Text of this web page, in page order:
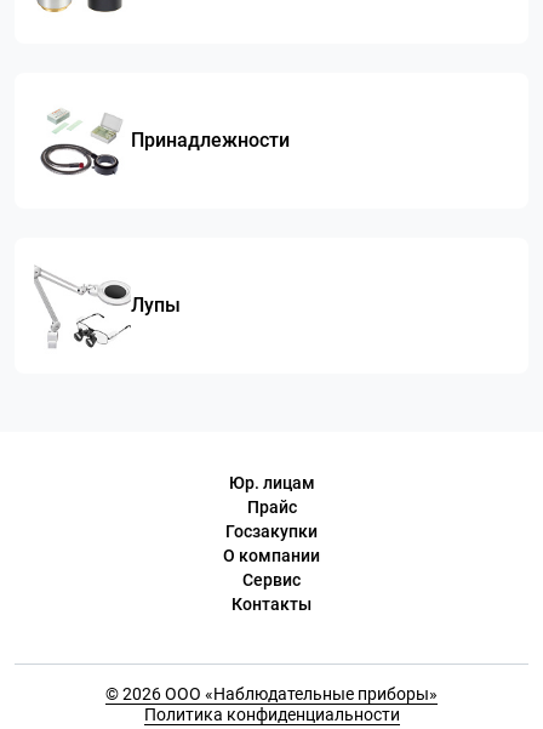
Принадлежности
Лупы
Юр. лицам
Прайс
Госзакупки
О компании
Сервис
Контакты
© 2026 ООО «Наблюдательные приборы»
Политика конфиденциальности